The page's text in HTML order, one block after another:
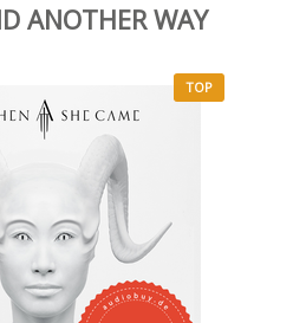
ANOTHER WAY
TOP